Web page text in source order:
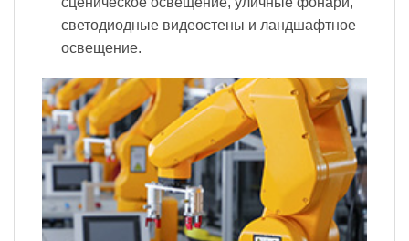
светодиодные видеостены и ландшафтное
освещение.